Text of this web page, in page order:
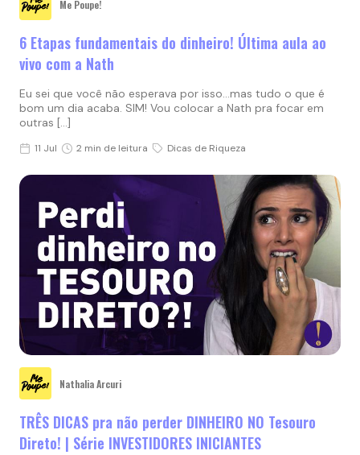
Me Poupe!
6 Etapas fundamentais do dinheiro! Última aula ao
vivo com a Nath
Eu sei que você não esperava por isso…mas tudo o que é
bom um dia acaba. SIM! Vou colocar a Nath pra focar em
outras […]
11 Jul 2 min de leitura Dicas de Riqueza
Nathalia Arcuri
TRÊS DICAS pra não perder DINHEIRO NO Tesouro
Direto! | Série INVESTIDORES INICIANTES